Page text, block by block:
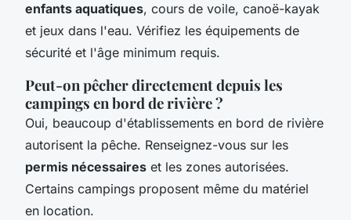
enfants aquatiques, cours de voile, canoë-kayak
et jeux dans l'eau. Vérifiez les équipements de
sécurité et l'âge minimum requis.
Peut-on pêcher directement depuis les
campings en bord de rivière ?
Oui, beaucoup d'établissements en bord de rivière
autorisent la pêche. Renseignez-vous sur les
permis nécessaires et les zones autorisées.
Certains campings proposent même du matériel
en location.